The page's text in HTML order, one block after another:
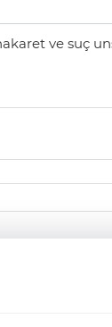
ve suç